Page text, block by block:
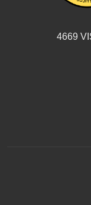
4669